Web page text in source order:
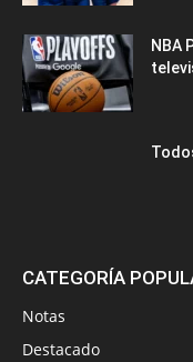
NBA
CATEGORÍA
Notas
Destacado